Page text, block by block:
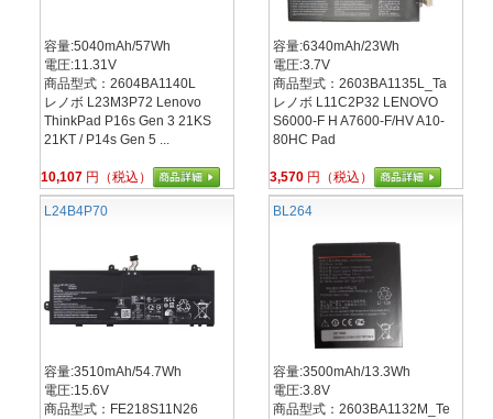
容量:5040mAh/57Wh
電圧:11.31V
商品型式：2604BA1140L
レノボ L23M3P72 Lenovo
ThinkPad P16s Gen 3 21KS
21KT / P14s Gen 5 ...
10,107 円（税込）
容量:6340mAh/23Wh
電圧:3.7V
商品型式：2603BA1135L_Ta
レノボ L11C2P32 LENOVO
S6000-F H A7600-F/HV A10-
80HC Pad
3,570 円（税込）
L24B4P70
容量:3510mAh/54.7Wh
電圧:15.6V
商品型式：FE218S11N26
BL264
容量:3500mAh/13.3Wh
電圧:3.8V
商品型式：2603BA1132M_Te